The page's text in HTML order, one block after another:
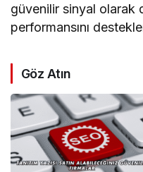
güvenilir sinyal olarak
performansını
Göz Atın